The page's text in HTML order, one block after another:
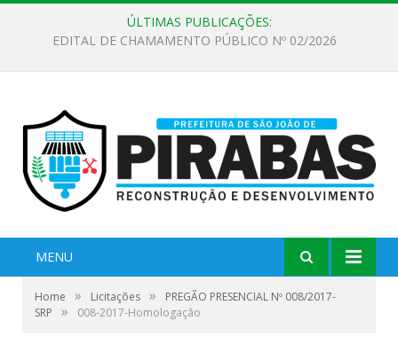
ÚLTIMAS PUBLICAÇÕES:
EDITAL DE CHAMAMENTO PÚBLICO Nº 02/2026
MENU
Home » Licitações »
PREGÃO PRESENCIAL Nº 008/2017-
SRP
» 008-2017-Homologação